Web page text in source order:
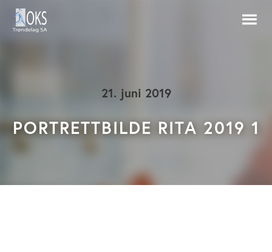
21. juni 2019
PORTRETTBILDE RITA 2019 1